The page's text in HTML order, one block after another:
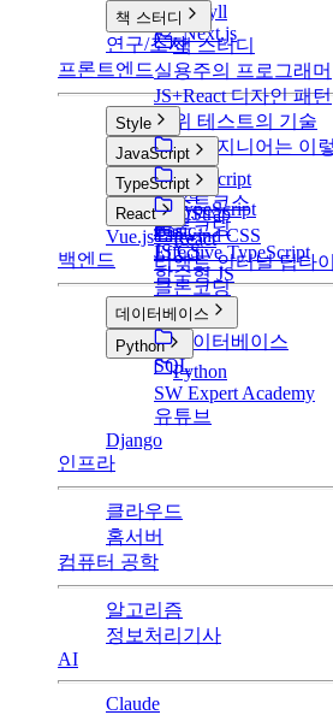
v1: Jekyll
v2: Next.js
책 스터디
책 스터디
실용주의 프로그래머
JS+React 디자인 패턴
단위 테스트의 기술
구글 엔지니어는 이
연구/조사
프론트엔드
Style
Style
CSS
SCSS
BootStrap
Tailwind CSS
JavaScript
JavaScript
부스트코스
클론코딩
JS CS
함수형 JS
TypeScript
TypeScript
Basic
Effective TypeScript
React
React
리액트 인터널 딥다
클론코딩
Vue.js
백엔드
데이터베이스
데이터베이스
SQL
Python
Python
SW Expert Academy
유튜브
Django
인프라
클라우드
홈서버
컴퓨터 공학
알고리즘
정보처리기사
AI
Claude